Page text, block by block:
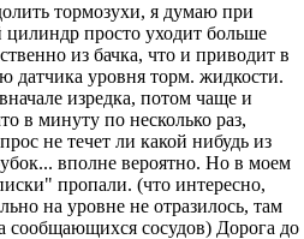
тормозухи, я думаю при
цилиндр просто уходит больше
из бачка, что и приводит в
датчика уровня торм. жидкости.
изредка, потом чаще и
в минуту по несколько раз,
не течет ли какой нибудь из
вполне вероятно. Но в моем
пропали. (что интересно,
на уровне не отразилось, там
сообщающихся сосудов) Дорога до